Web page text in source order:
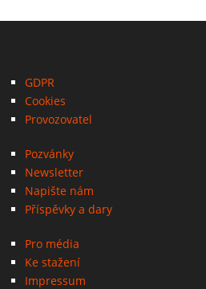
GDPR
Cookies
Provozovatel
Pozvánky
Newsletter
Napište nám
Příspěvky a dary
Pro média
Ke stažení
Impressum